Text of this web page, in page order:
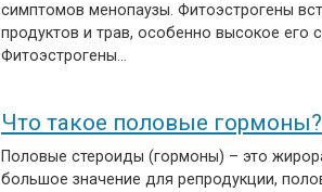
симптомов менопаузы. Фитоэстрогены
продуктов и трав, особенно высокое его
Фитоэстрогены…
Что такое половые гормоны?
Половые стероиды (гормоны) – это
большое значение для репродукции,